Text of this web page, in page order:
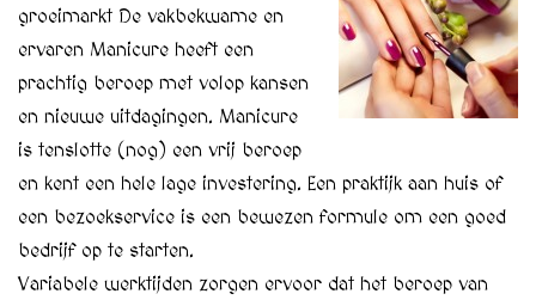
groeimarkt De vakbekwame en
ervaren Manicure heeft een
prachtig beroep met volop kansen
en nieuwe uitdagingen. Manicure
is tenslotte (nog) een vrij beroep
en kent een hele lage investering. Een praktijk aan huis of
een bezoekservice is een bewezen formule om een goed
bedrijf op te starten.
Variabele werktijden zorgen ervoor dat het beroep van